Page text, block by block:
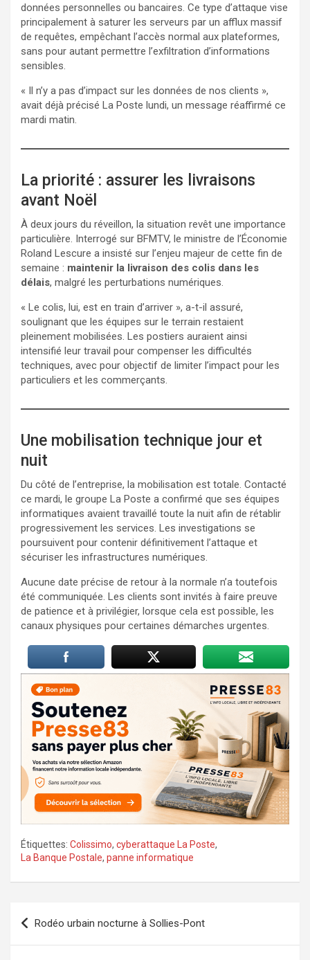
données personnelles ou bancaires. Ce type d’attaque vise
principalement à saturer les serveurs par un afflux massif
de requêtes, empêchant l’accès normal aux plateformes,
sans pour autant permettre l’exfiltration d’informations
sensibles.
« Il n’y a pas d’impact sur les données de nos clients »,
avait déjà précisé La Poste lundi, un message réaffirmé ce
mardi matin.
La priorité : assurer les livraisons
avant Noël
À deux jours du réveillon, la situation revêt une importance
particulière. Interrogé sur BFMTV, le ministre de l’Économie
Roland Lescure a insisté sur l’enjeu majeur de cette fin de
semaine : maintenir la livraison des colis dans les
délais, malgré les perturbations numériques.
« Le colis, lui, est en train d’arriver », a-t-il assuré,
soulignant que les équipes sur le terrain restaient
pleinement mobilisées. Les postiers auraient ainsi
intensifié leur travail pour compenser les difficultés
techniques, avec pour objectif de limiter l’impact pour les
particuliers et les commerçants.
Une mobilisation technique jour et
nuit
Du côté de l’entreprise, la mobilisation est totale. Contacté
ce mardi, le groupe La Poste a confirmé que ses équipes
informatiques avaient travaillé toute la nuit afin de rétablir
progressivement les services. Les investigations se
poursuivent pour contenir définitivement l’attaque et
sécuriser les infrastructures numériques.
Aucune date précise de retour à la normale n’a toutefois
été communiquée. Les clients sont invités à faire preuve
de patience et à privilégier, lorsque cela est possible, les
canaux physiques pour certaines démarches urgentes.
Étiquettes: Colissimo, cyberattaque La Poste,
La Banque Postale, panne informatique
Navigation
de
Rodéo urbain nocturne à Sollies-Pont